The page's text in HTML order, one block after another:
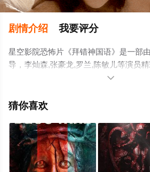
剧情介绍 我要评分
星空影院恐怖片《拜错神国语》是一部
导，李灿森,张豪龙,罗兰,陈敏儿等演员
影，免费观看高清未删减完整版电影大
平台了解。

猜你喜欢